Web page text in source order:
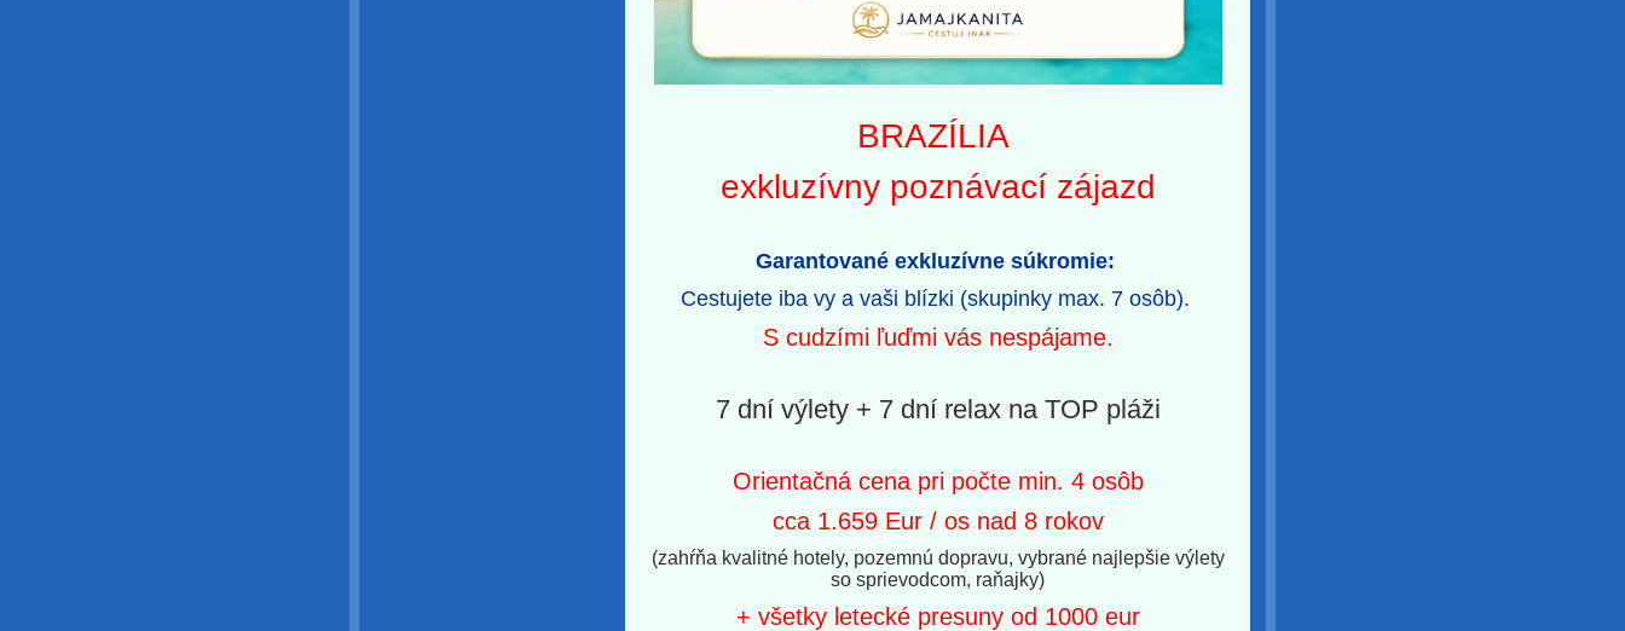
BRAZÍLIA
exkluzívny poznávací zájazd
Garantované exkluzívne súkromie:
Cestujete iba vy a vaši blízki (skupinky max. 7 osôb).
S cudzími ľuďmi vás nespájame.
7 dní výlety + 7 dní relax na TOP pláži
Orientačná cena pri počte min. 4 osôb
cca 1.659 Eur / os nad 8 rokov
(zahŕňa kvalitné hotely, pozemnú dopravu, vybrané najlepšie výlety
so sprievodcom, raňajky)
+ všetky letecké presuny od 1000 eur